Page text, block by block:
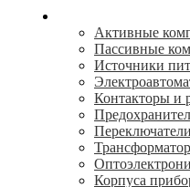
Активные
Пассивные
Источники
Контакторы и
Корпуса